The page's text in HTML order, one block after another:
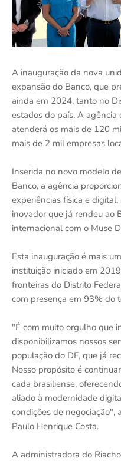
A inauguração da nova
expansão do Banco, que
ainda em 2024, tanto no
estados do país. A agência
atenderá os mais de 120
mais de 2 mil empresas
Inserida no novo modelo
Banco, a agência
experiências física e
inovador que já rendeu ao
internacional com o Muse
Esta inauguração é mais
instituição iniciado em
fronteiras do Distrito
com presença em 93% do
"É com muito orgulho que
disponibilizamos nossos
população do DF, que já
Nosso propósito é
cada brasiliense,
aliado à modernidade
condições de negociação",
Paulo Henrique Costa.
A administradora do